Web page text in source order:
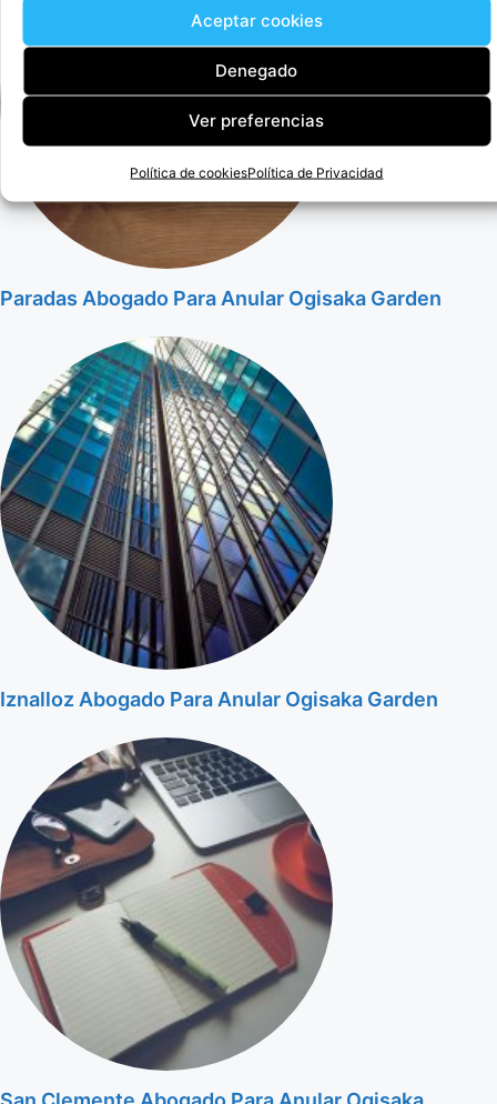
Aceptar cookies
Denegado
Ver preferencias
Política de cookiesPolítica de Privacidad
Paradas Abogado Para Anular Ogisaka Garden
Iznalloz Abogado Para Anular Ogisaka Garden